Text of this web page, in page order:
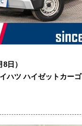
8日）
ハツ ハイゼットカーゴ